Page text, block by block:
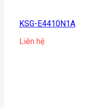
KSG-E4410N1A
Liên hệ